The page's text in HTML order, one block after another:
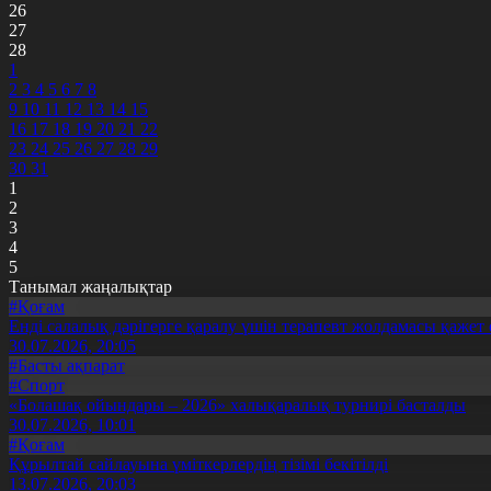
26
27
28
1
2 3 4 5 6 7 8
9 10 11 12 13 14 15
16 17 18 19 20 21 22
23 24 25 26 27 28 29
30 31
1
2
3
4
5
Танымал жаңалықтар
#Қоғам
Енді салалық дәрігерге қаралу үшін терапевт жолдамасы қажет
30.07.2026, 20:05
#Басты ақпарат
#Спорт
«Болашақ ойындары – 2026» халықаралық турнирі басталды
30.07.2026, 10:01
#Қоғам
Құрылтай сайлауына үміткерлердің тізімі бекітілді
13.07.2026, 20:03